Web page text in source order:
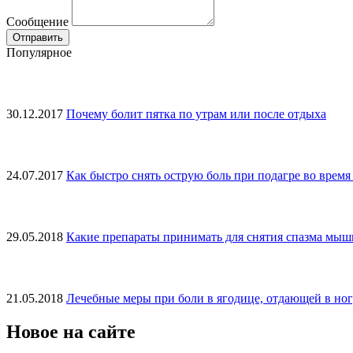
Сообщение
Популярное
30.12.2017 Почему болит пятка по утрам или после отдыха
24.07.2017 Как быстро снять острую боль при подагре во
29.05.2018 Какие препараты принимать для снятия спазма
21.05.2018 Лечебные меры при боли в ягодице, отдающей в
Новое на сайте